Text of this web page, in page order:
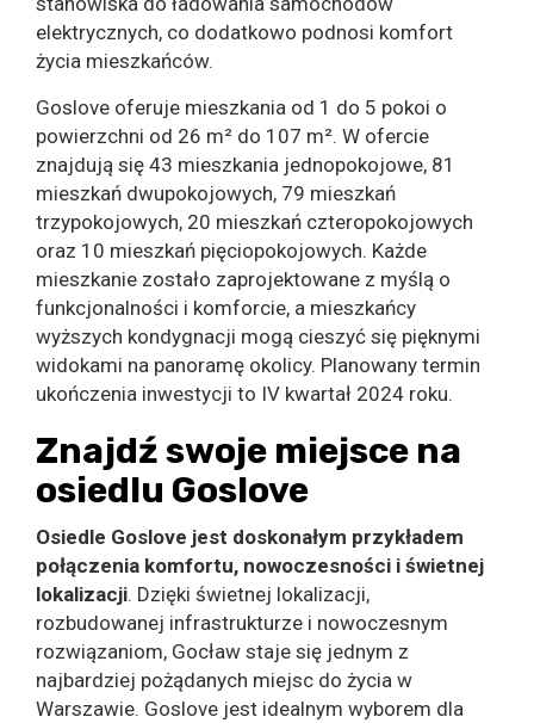
elektrycznych, co dodatkowo podnosi komfort
życia mieszkańców.
Goslove oferuje mieszkania od 1 do 5 pokoi o
powierzchni od 26 m² do 107 m². W ofercie
znajdują się 43 mieszkania jednopokojowe, 81
mieszkań dwupokojowych, 79 mieszkań
trzypokojowych, 20 mieszkań czteropokojowych
oraz 10 mieszkań pięciopokojowych. Każde
mieszkanie zostało zaprojektowane z myślą o
funkcjonalności i komforcie, a mieszkańcy
wyższych kondygnacji mogą cieszyć się pięknymi
widokami na panoramę okolicy. Planowany termin
ukończenia inwestycji to IV kwartał 2024 roku.
Znajdź swoje miejsce na
osiedlu Goslove
Osiedle Goslove jest doskonałym przykładem
połączenia komfortu, nowoczesności i świetnej
lokalizacji. Dzięki świetnej lokalizacji,
rozbudowanej infrastrukturze i nowoczesnym
rozwiązaniom, Gocław staje się jednym z
najbardziej pożądanych miejsc do życia w
Warszawie. Goslove jest idealnym wyborem dla